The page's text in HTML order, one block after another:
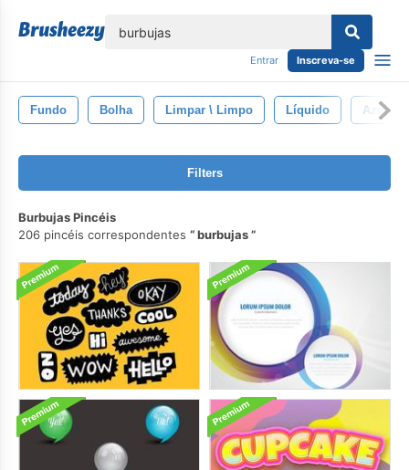
Entrar Inscreva-se
Fundo Bolha Limpar \ Limpo Líquido Azul
Filters
Burbujas Pincéis
206 pincéis correspondentes
burbujas